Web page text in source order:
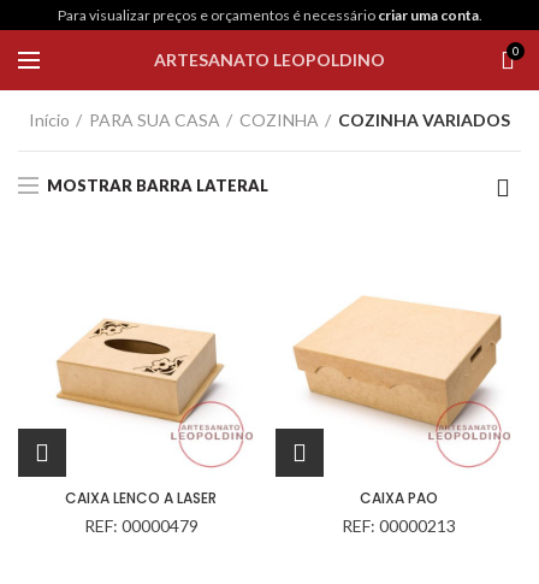
Para visualizar preços e orçamentos é necessário criar uma conta.
ARTESANATO LEOPOLDINO 0
Início PARA SUA CASA COZINHA COZINHA VARIADOS
MOSTRAR BARRA LATERAL
CAIXA LENCO A LASER
REF: 00000479
CAIXA PAO
REF: 00000213